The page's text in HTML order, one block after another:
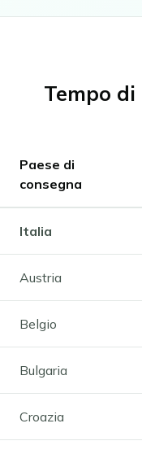
Limburg
Magonza e
Münster
Neu-Ulm
Offenbach am Main
Osnabrück
Schwäbisch Gmünd
Ulm
Wuppertal
Tutte le zone
Tempo
Paese di
consegna
Italia
Austria
Belgio
Bulgaria
Croazia